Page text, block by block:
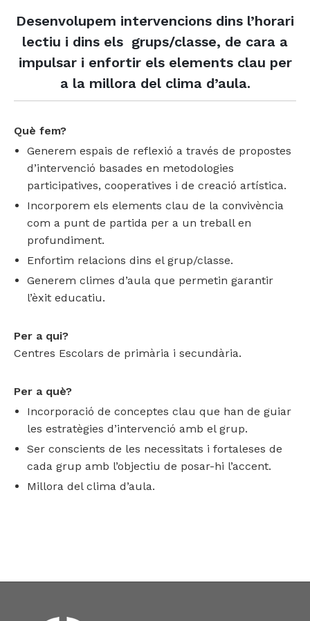
Grups familiars
Escola de famílies
Formació i assessorament
Dinamització i gamificació
Sensibilitzacio i participacio vers la recollida de residus
Projecte Radars
Mediació i convivència
Conflictes empresarials
Formació
Procés permanent d'aprenentatge
Àmbit penitenciari
Projecte intra-penitenciari
Diàlegs i acords pre-llibertat
Mediació i MASC
Mediació i gestió alternativa de conflictes
Assessoria
Conflictes organitzacionals
Desenvolupem intervencions dins l’horari
lectiu i dins els grups/classe, de cara a
impulsar i enfortir els elements clau per
a la millora del clima d’aula.
Què fem?
Generem espais de reflexió a través de propostes
d’intervenció basades en metodologies
participatives, cooperatives i de creació artística.
Incorporem els elements clau de la convivència
com a punt de partida per a un treball en
profundiment.
Enfortim relacions dins el grup/classe.
Generem climes d’aula que permetin garantir
l’èxit educatiu.
Per a qui?
Centres Escolars de primària i secundària.
Per a què?
Incorporació de conceptes clau que han de guiar
les estratègies d’intervenció amb el grup.
Ser conscients de les necessitats i fortaleses de
cada grup amb l’objectiu de posar-hi l’accent.
Millora del clima d’aula.